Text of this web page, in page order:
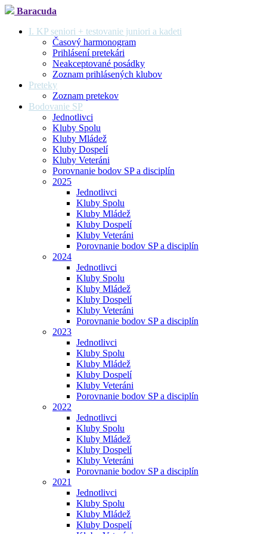
Baracuda
I. KP seniori + testovanie juniori a kadeti
Časový harmonogram
Prihlásení pretekári
Neakceptované posádky
Zoznam prihlásených klubov
Preteky
Zoznam pretekov
Bodovanie SP
Jednotlivci
Kluby Spolu
Kluby Mládež
Kluby Dospelí
Kluby Veteráni
Porovnanie bodov SP a disciplín
2025
Jednotlivci
Kluby Spolu
Kluby Mládež
Kluby Dospelí
Kluby Veteráni
Porovnanie bodov SP a disciplín
2024
Jednotlivci
Kluby Spolu
Kluby Mládež
Kluby Dospelí
Kluby Veteráni
Porovnanie bodov SP a disciplín
2023
Jednotlivci
Kluby Spolu
Kluby Mládež
Kluby Dospelí
Kluby Veteráni
Porovnanie bodov SP a disciplín
2022
Jednotlivci
Kluby Spolu
Kluby Mládež
Kluby Dospelí
Kluby Veteráni
Porovnanie bodov SP a disciplín
2021
Jednotlivci
Kluby Spolu
Kluby Mládež
Kluby Dospelí